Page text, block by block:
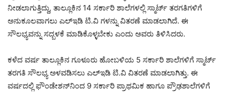
ನೀಡಲಾಗುತ್ತಿದ್ದು, ತಾಲ್ಲೂಕಿನ 14 ಸರ್ಕಾರಿ ಶಾಲೆಗಳಲ್ಲಿ ಸ್ಮಾರ್ಟ್ ತರಗತಿಗಳಿಗೆ
ಅನುಕೂಲವಾಗಲು ಎಲ್‍ಇಡಿ ಟಿ.ವಿ ಗಳನ್ನು ವಿತರಣೆ ಮಾಡಲಾಗಿದೆ. ಈ
ಸೌಲಭ್ಯವನ್ನು ಸದ್ಬಳಕೆ ಮಾಡಿಕೊಳ್ಳಬೇಕು ಎಂದು ಅವರು ತಿಳಿಸಿದರು.
ಕಳೆದ ವರ್ಷ ತಾಲ್ಲೂಕಿನ ಗೂಳೂರು ಹೋಬಳಿಯ 5 ಸರ್ಕಾರಿ ಶಾಲೆಗಳಿಗೆ ಸ್ಮಾರ್ಟ್
ತರಗತಿ ಸೌಲಭ್ಯ ಅಳವಡಿಸಲು ಎಲ್‍ಇಡಿ ಟಿ.ವಿ ವಿತರಣೆ ಮಾಡಲಾಗಿತ್ತು. ಈ
ವರ್ಷದಲ್ಲಿ ಫೌಂಡೇಶನ್‌ನಿಂದ 9 ಸರ್ಕಾರಿ ಪ್ರಾಥಮಿಕ ಹಾಗೂ ಪ್ರೌಢಶಾಲೆಗಳಿಗೆ